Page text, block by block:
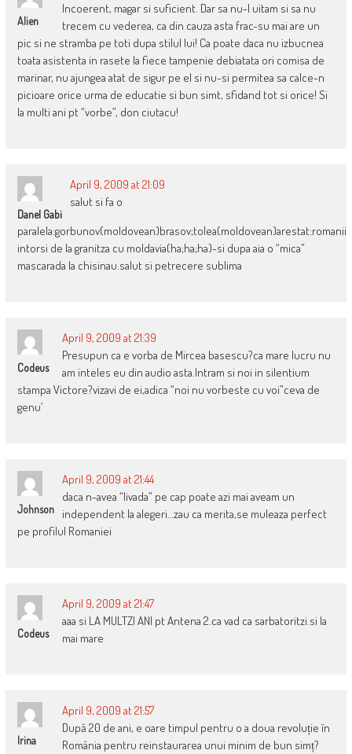
Alien
Incoerent, magar si suficient. Dar sa nu-l uitam si sa nu
trecem cu vederea, ca din cauza asta frac-su mai are un
pic si ne stramba pe toti dupa stilul lui! Ca poate daca nu izbucnea
toata asistenta in rasete la fiece tampenie debiatata ori comisa de
marinar, nu ajungea atat de sigur pe el si nu-si permitea sa calce-n
picioare orice urma de educatie si bun simt, sfidand tot si orice! Si
la multi ani pt “vorbe”, don ciutacu!
Danel Gabi
April 9, 2009 at 21:09
salut si fa o
paralela:gorbunov(moldovean)brasov;tolea(moldovean)arestat:romanii
intorsi de la granitza cu moldavia(ha;ha;ha)-si dupa aia o “mica”
mascarada la chisinau.salut si petrecere sublima
Codeus
April 9, 2009 at 21:39
Presupun ca e vorba de Mircea basescu?ca mare lucru nu
am inteles eu din audio asta.Intram si noi in silentium
stampa Victore?vizavi de ei,adica “noi nu vorbeste cu voi”ceva de
genu’
Johnson
April 9, 2009 at 21:44
daca n-avea “livada” pe cap poate azi mai aveam un
independent la alegeri…zau ca merita,se muleaza perfect
pe profilul Romaniei
Codeus
April 9, 2009 at 21:47
aaa si LA MULTZI ANI pt Antena 2.ca vad ca sarbatoritzi.si la
mai mare
Irina
April 9, 2009 at 21:57
După 20 de ani, e oare timpul pentru o a doua revoluție în
România pentru reinstaurarea unui minim de bun simț?